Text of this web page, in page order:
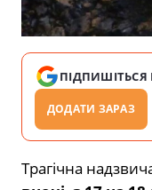
ПІДПИШІТЬСЯ
ДОДАТИ ЗАРАЗ
Трагічна